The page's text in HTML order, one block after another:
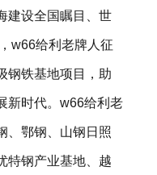
建设全国瞩目、世
w66给利老牌人征
钢铁基地项目，助
新时代。w66给利老
、鄂钢、山钢日照
特钢产业基地、越